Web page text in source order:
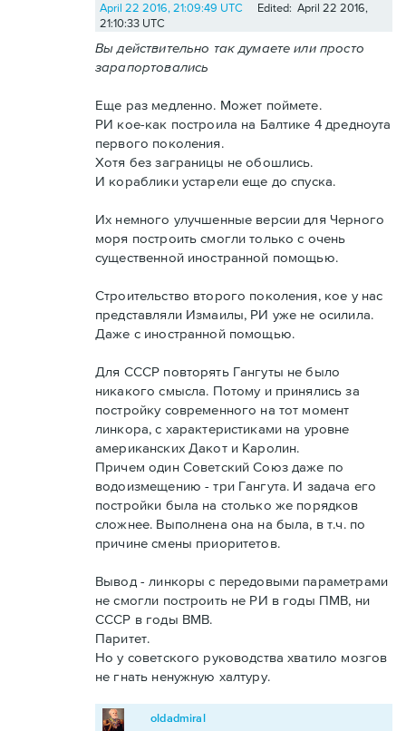
April 22 2016, 21:09:49 UTC
Edited: April 22 2016,
21:10:33 UTC
Вы действительно так думаете или просто
зарапортовались
Еще раз медленно. Может поймете.
РИ кое-как построила на Балтике 4 дредноута
первого поколения.
Хотя без заграницы не обошлись.
И кораблики устарели еще до спуска.
Их немного улучшенные версии для Черного
моря построить смогли только с очень
существенной иностранной помощью.
Строительство второго поколения, кое у нас
представляли Измаилы, РИ уже не осилила.
Даже с иностранной помощью.
Для СССР повторять Гангуты не было
никакого смысла. Потому и принялись за
постройку современного на тот момент
линкора, с характеристиками на уровне
американских Дакот и Каролин.
Причем один Советский Союз даже по
водоизмещению - три Гангута. И задача его
постройки была на столько же порядков
сложнее. Выполнена она на была, в т.ч. по
причине смены приоритетов.
Вывод - линкоры с передовыми параметрами
не смогли построить не РИ в годы ПМВ, ни
СССР в годы ВМВ.
Паритет.
Но у советского руководства хватило мозгов
не гнать ненужную халтуру.
oldadmiral